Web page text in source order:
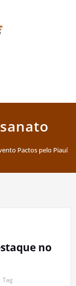
Pactos pelo Piauí
no
Tag